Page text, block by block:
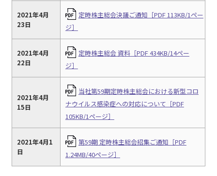
2021年4月
23日
定時株主総会決議ご通知［PDF 113KB/1ペー
ジ］
2021年4月
22日
定時株主総会 資料［PDF 434KB/14ペー
ジ］
2021年4月
15日
当社第59期定時株主総会における新型コロ
ナウイルス感染症への対応について［PDF
105KB/1ページ］
2021年4月1
日
第59期 定時株主総会招集ご通知［PDF
1.24MB/40ページ］